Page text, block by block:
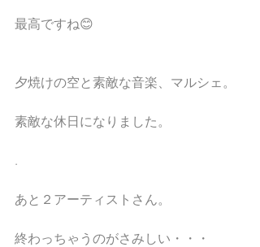
最高ですね😊
夕焼けの空と素敵な音楽、マルシェ。
素敵な休日になりました。
.
あと２アーティストさん。
終わっちゃうのがさみしい・・・